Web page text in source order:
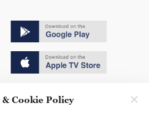
Cookie Policy